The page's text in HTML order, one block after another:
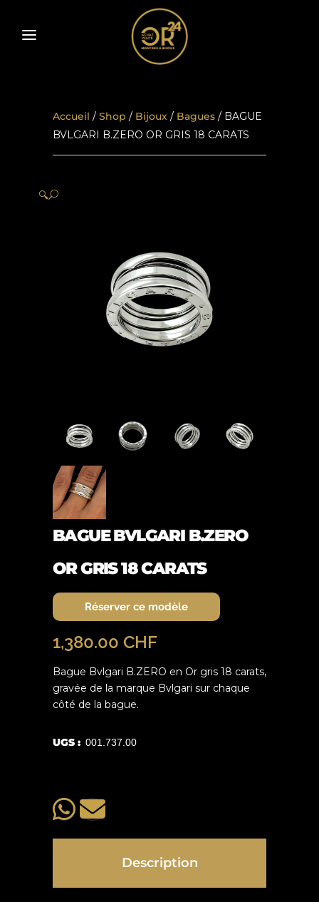
Accueil / Shop / Bijoux / Bagues / BAGUE
BVLGARI B.ZERO OR GRIS 18 CARATS
🔍
BAGUE BVLGARI B.ZERO
OR GRIS 18 CARATS
Réserver ce modèle
1,380.00 CHF
Bague Bvlgari B.ZERO en Or gris 18 carats,
gravée de la marque Bvlgari sur chaque
côté de la bague.
UGS : 001.737.00
Description